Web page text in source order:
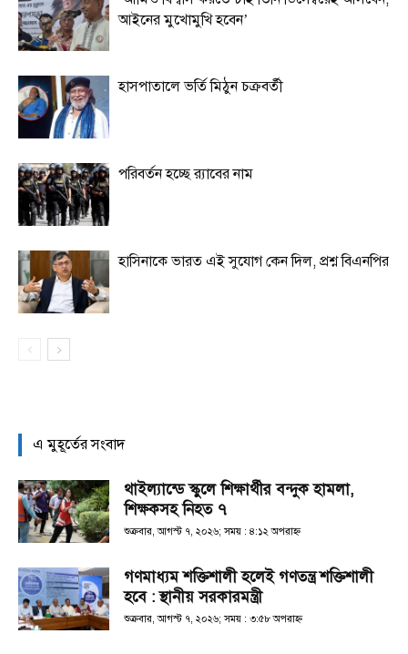
আইনের মুখোমুখি হবেন’
হাসপাতালে ভর্তি মিঠুন চক্রবর্তী
পরিবর্তন হচ্ছে র‌্যাবের নাম
হাসিনাকে ভারত এই সুযোগ কেন দিল, প্রশ্ন বিএনপির
এ মুহূর্তের সংবাদ
থাইল্যান্ডে স্কুলে শিক্ষার্থীর বন্দুক হামলা,
শিক্ষকসহ নিহত ৭
শুক্রবার, আগস্ট ৭, ২০২৬; সময় : ৪:১২ অপরাহ্ণ
গণমাধ্যম শক্তিশালী হলেই গণতন্ত্র শক্তিশালী
হবে : স্থানীয় সরকারমন্ত্রী
শুক্রবার, আগস্ট ৭, ২০২৬; সময় : ৩:৫৮ অপরাহ্ণ